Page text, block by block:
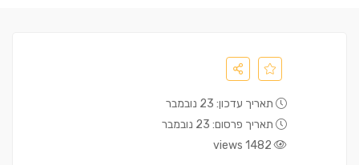
תאריך עדכון: 23 נובמבר
תאריך פרסום: 23 נובמבר
1482 views